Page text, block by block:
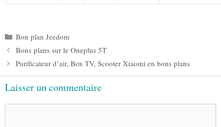
Catégories
Bon plan Jeedom
Bons plans sur le Oneplus 5T
Purificateur d’air, Box TV, Scooter Xiaomi en bons plans
Laisser un commentaire